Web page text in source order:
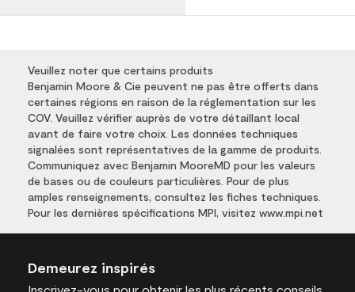
Veuillez noter que certains produits
Benjamin Moore & Cie peuvent ne pas être offerts dans
certaines régions en raison de la réglementation sur les
COV. Veuillez vérifier auprès de votre détaillant local
avant de faire votre choix. Les données techniques
signalées sont représentatives de la gamme de produits.
Communiquez avec Benjamin MooreMD pour les valeurs
de bases ou de couleurs particulières. Pour de plus
amples renseignements, consultez les fiches techniques.
Pour les dernières spécifications MPI, visitez www.mpi.net
Demeurez inspirés
Inscrivez-vous pour obtenir les plus récents conseils